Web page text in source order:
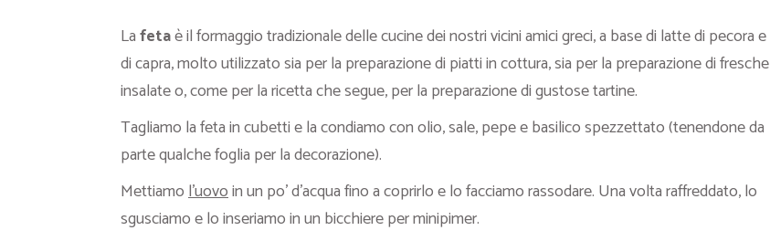
Lafetaè il formaggio tradizionale delle cucine dei nostri vicini amici greci, a base di latte di pecora e
di capra, molto utilizzato sia per la preparazione di piatti in cottura, sia per la preparazione di fresche
insalate o, come per la ricetta che segue, per la preparazione di gustose tartine.
Tagliamo la feta in cubetti e la condiamo con olio, sale, pepe e basilico spezzettato (tenendone da
parte qualche foglia per la decorazione).
Mettiamol’uovoin un po’ d’acqua fino a coprirlo e lo facciamo rassodare. Una volta raffreddato, lo
sgusciamo e lo inseriamo in un bicchiere per minipimer.